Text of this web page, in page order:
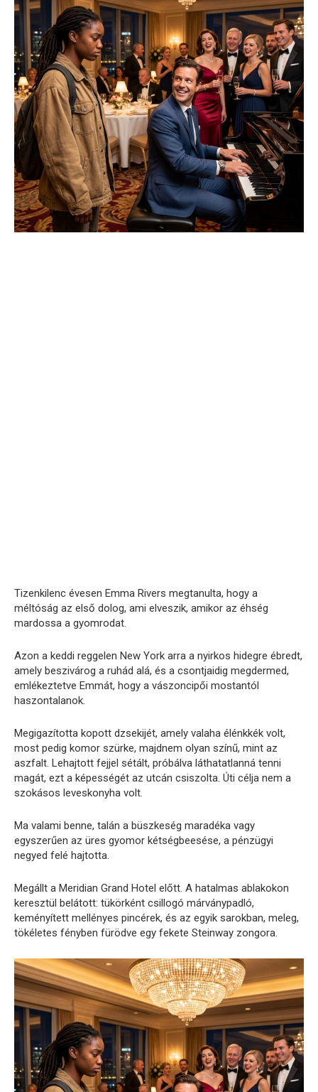
Tizenkilenc évesen Emma Rivers megtanulta, hogy a
méltóság az első dolog, ami elveszik, amikor az éhség
mardossa a gyomrodat.
Azon a keddi reggelen New York arra a nyirkos hidegre ébredt,
amely beszivárog a ruhád alá, és a csontjaidig megdermed,
emlékeztetve Emmát, hogy a vászoncipői mostantól
haszontalanok.
Megigazította kopott dzsekijét, amely valaha élénkkék volt,
most pedig komor szürke, majdnem olyan színű, mint az
aszfalt. Lehajtott fejjel sétált, próbálva láthatatlanná tenni
magát, ezt a képességét az utcán csiszolta. Úti célja nem a
szokásos leveskonyha volt.
Ma valami benne, talán a büszkeség maradéka vagy
egyszerűen az üres gyomor kétségbeesése, a pénzügyi
negyed felé hajtotta.
Megállt a Meridian Grand Hotel előtt. A hatalmas ablakokon
keresztül belátott: tükörként csillogó márványpadló,
keményített mellényes pincérek, és az egyik sarokban, meleg,
tökéletes fényben fürödve egy fekete Steinway zongora.